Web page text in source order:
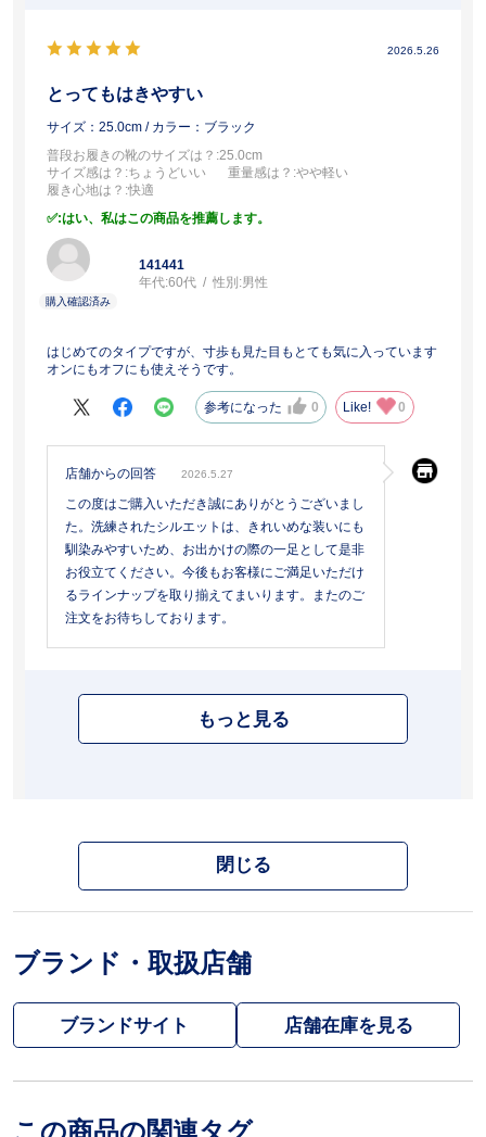
2026.5.26
とってもはきやすい
サイズ：25.0cm / カラー：ブラック
普段お履きの靴のサイズは？ :25.0cm
サイズ感は？ :ちょうどいい 重量感は？ :やや軽い
履き心地は？ :快適
:はい、私はこの商品を推薦します。
141441
年代:60代 性別:男性
はじめてのタイプですが、寸歩も見た目もとても気に入っています
オンにもオフにも使えそうです。
参考になった 0 Like! 0
店舗からの回答 2026.5.27
この度はご購入いただき誠にありがとうございまし
た。洗練されたシルエットは、きれいめな装いにも
馴染みやすいため、お出かけの際の一足として是非
お役立てください。今後もお客様にご満足いただけ
るラインナップを取り揃えてまいります。またのご
注文をお待ちしております。
もっと見る
閉じる
ブランド・取扱店舗
ブランドサイト